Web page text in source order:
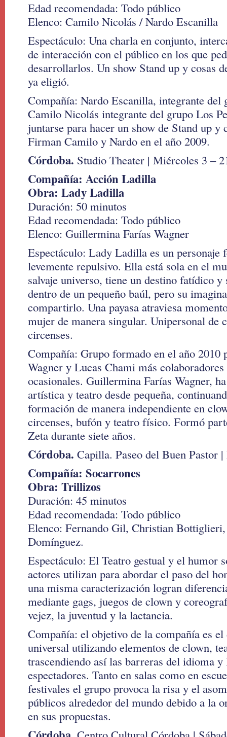
Edad recomendada: Todo público
Elenco: Camilo Nicolás / Nardo Escanilla
Espectáculo: Una charla en conjunto,
de interacción con el público en los que
desarrollarlos. Un show Stand up y cosas
ya eligió.
Compañía: Nardo Escanilla, integrante
Camilo Nicolás integrante del grupo Los
juntarse para hacer un show de Stand up y
Firman Camilo y Nardo en el año 2009.
Córdoba. Studio Theater | Miércoles 3 –
Compañía: Acción Ladilla
Obra: Lady Ladilla
Duración: 50 minutos
Edad recomendada: Todo público
Elenco: Guillermina Farías Wagner
Espectáculo: Lady Ladilla es un personaje
levemente repulsivo. Ella está sola en el
salvaje universo, tiene un destino fatídico
dentro de un pequeño baúl, pero su
compartirlo. Una payasa atraviesa
mujer de manera singular. Unipersonal de
circenses.
Compañía: Grupo formado en el año
Wagner y Lucas Chami más
ocasionales. Guillermina Farías Wagner,
artística y teatro desde pequeña,
formación de manera independiente en
circenses, bufón y teatro físico. Formó
Zeta durante siete años.
Córdoba. Capilla. Paseo del Buen Pastor
Compañía: Socarrones
Obra: Trillizos
Duración: 45 minutos
Edad recomendada: Todo público
Elenco: Fernando Gil, Christian
Domínguez.
Espectáculo: El Teatro gestual y el humor
actores utilizan para abordar el paso del
una misma caracterización logran
mediante gags, juegos de clown y
vejez, la juventud y la lactancia.
Compañía: el objetivo de la compañía es
universal utilizando elementos de clown,
trascendiendo así las barreras del idioma y
espectadores. Tanto en salas como en
festivales el grupo provoca la risa y el
públicos alrededor del mundo debido a la
en sus propuestas.